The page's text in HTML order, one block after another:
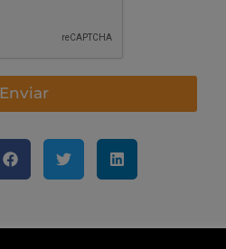
Enviar